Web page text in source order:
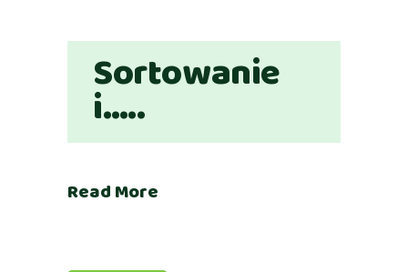
Sortowanie
i…..
Read More